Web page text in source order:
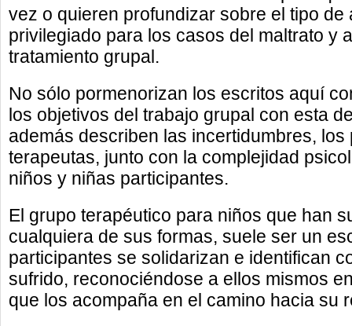
vez o quieren profundizar sobre el tipo de
privilegiado para los casos del maltrato y
tratamiento grupal.
No sólo pormenorizan los escritos aquí
los objetivos del trabajo grupal con esta
además describen las incertidumbres,
terapeutas, junto con la complejidad
niños y niñas participantes.
El grupo terapéutico para niños que han
cualquiera de sus formas, suele ser un
participantes se solidarizan e identifican
sufrido, reconociéndose a ellos mismos
que los acompaña en el camino hacia